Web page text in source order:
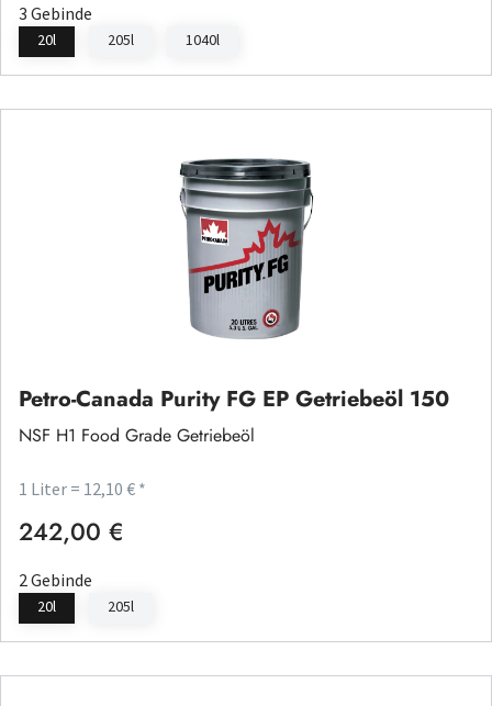
3 Gebinde
20l 205l 1040l
Petro-Canada Purity FG EP Getriebeöl 150
NSF H1 Food Grade Getriebeöl
1 Liter = 12,10 € *
Regulärer Preis:
242,00 €
2 Gebinde
20l 205l